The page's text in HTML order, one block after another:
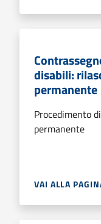
disabili:
permanente
Procedimento
permanente
VAI ALLA